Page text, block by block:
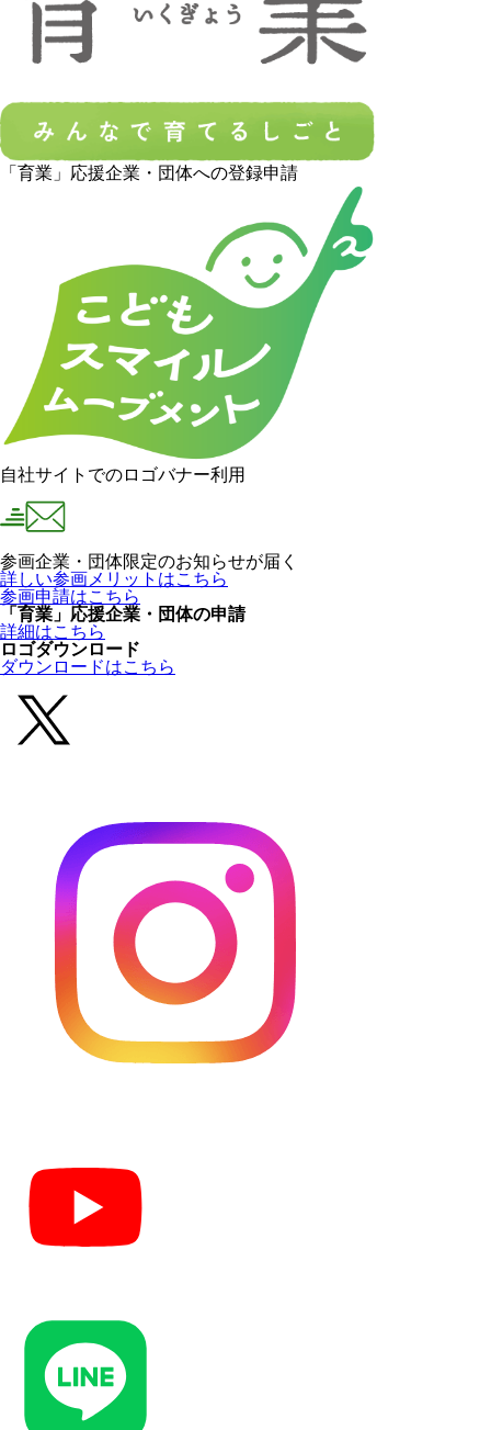
「育業」応援企業・団体への登録申請
自社サイトでのロゴバナー利用
参画企業・団体限定のお知らせが届く
詳しい参画メリットはこちら
参画申請はこちら
「育業」応援企業・団体の申請
詳細はこちら
ロゴダウンロード
ダウンロードはこちら